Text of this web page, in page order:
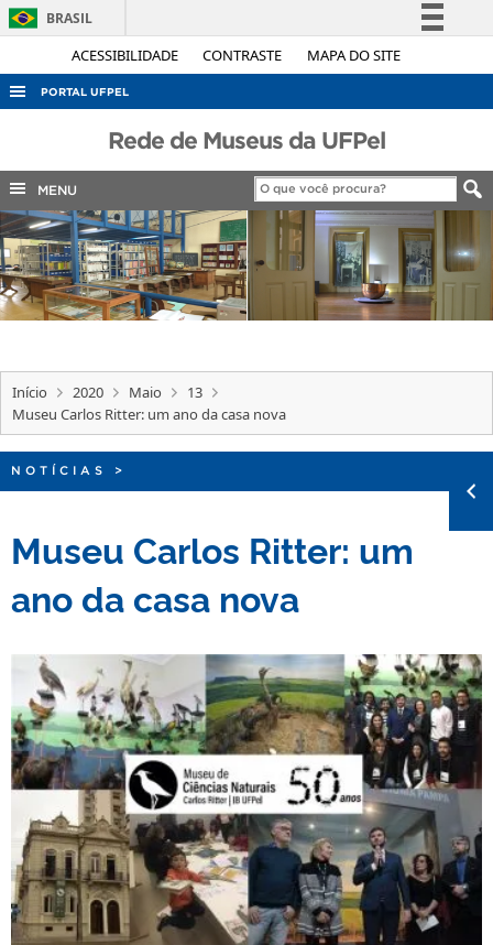
ACESSIBILIDADE CONTRASTE MAPA DO SITE
BRASIL
Simplifique!
Acesso à informação
Legislação
Canais
PORTAL UFPEL
ACESSO À INFORMAÇÃO
CONCURSOS
EDITAIS
INTERNACIONAL
PORTARIAS
Rede de Museus da UFPel
MENU
Início 2020 Maio
13
Museu Carlos Ritter: um ano da casa nova
NOTÍCIAS >
Museu Carlos Ritter: um
ano da casa nova